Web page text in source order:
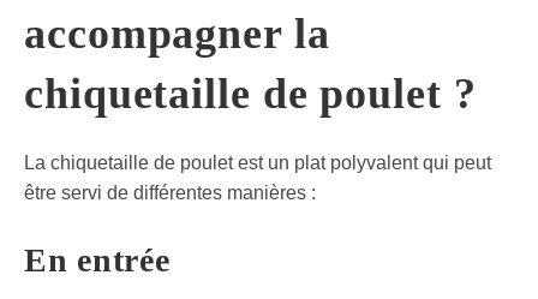
accompagner la
chiquetaille de poulet ?
La chiquetaille de poulet est un plat polyvalent qui peut
être servi de différentes manières :
En entrée